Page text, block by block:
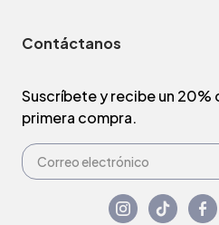
Contáctanos
Suscríbete y recibe un 20%
primera compra.